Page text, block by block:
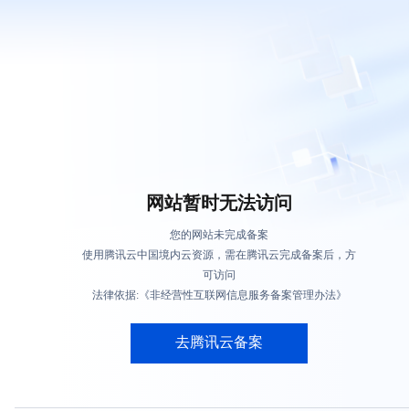
网站暂时无法访问
您的网站未完成备案
使用腾讯云中国境内云资源，需在腾讯云完成备案后，方
可访问
法律依据:《非经营性互联网信息服务备案管理办法》
去腾讯云备案